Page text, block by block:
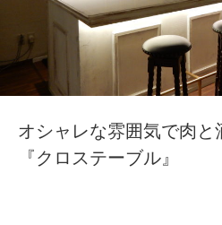
オシャレな雰囲気で肉と
『クロステーブル』